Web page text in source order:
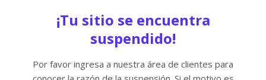
¡Tu sitio se encuentra
suspendido!
Por favor ingresa a nuestra área de clientes para